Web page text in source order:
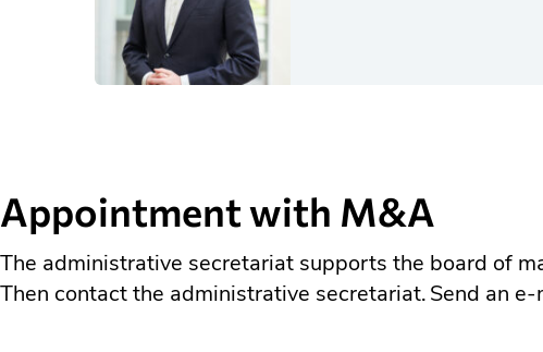
Appointment with M&A
The administrative secretariat supports the board of
Then contact the administrative secretariat. Send an